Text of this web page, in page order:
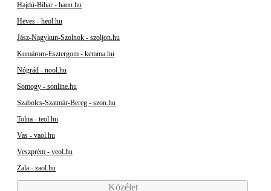
Hajdú-Bihar - haon.hu
Heves - heol.hu
Jász-Nagykun-Szolnok - szoljon.hu
Komárom-Esztergom - kemma.hu
Nógrád - nool.hu
Somogy - sonline.hu
Szabolcs-Szatmár-Bereg - szon.hu
Tolna - teol.hu
Vas - vaol.hu
Veszprém - veol.hu
Zala - zaol.hu
Közélet